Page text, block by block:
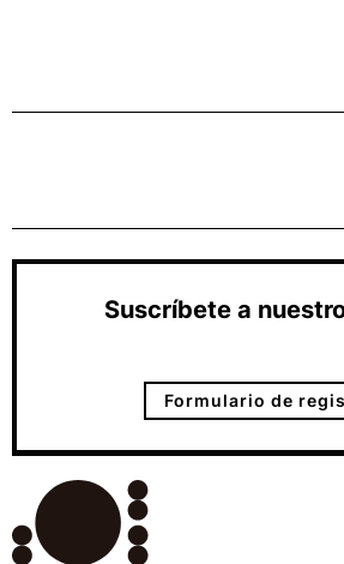
Suscríbete a
Formulario de